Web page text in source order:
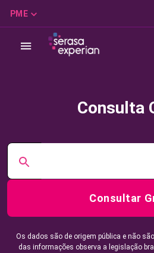
PME
Consulta
Consultar
Os dados são de origem pública e não
das informações observa a legislação